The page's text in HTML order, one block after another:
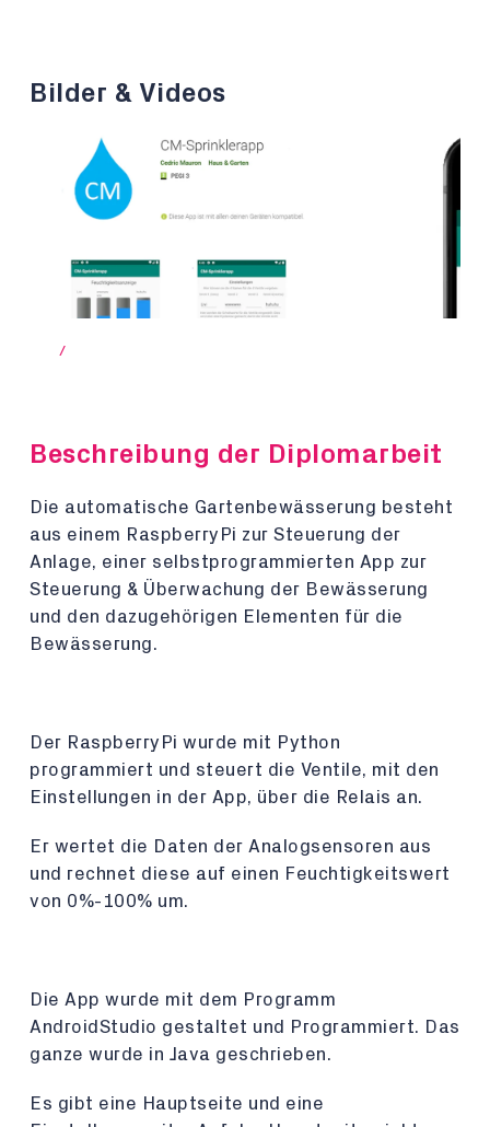
Bilder & Videos
/
Beschreibung der Diplomarbeit
Die automatische Gartenbewässerung besteht
aus einem RaspberryPi zur Steuerung der
Anlage, einer selbstprogrammierten App zur
Steuerung & Überwachung der Bewässerung
und den dazugehörigen Elementen für die
Bewässerung.
Der RaspberryPi wurde mit Python
programmiert und steuert die Ventile, mit den
Einstellungen in der App, über die Relais an.
Er wertet die Daten der Analogsensoren aus
und rechnet diese auf einen Feuchtigkeitswert
von 0%-100% um.
Die App wurde mit dem Programm
AndroidStudio gestaltet und Programmiert. Das
ganze wurde in Java geschrieben.
Es gibt eine Hauptseite und eine